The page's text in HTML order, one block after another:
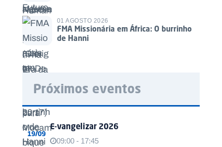
01 AGOSTO 2026
FMA Missionária em África: O burrinho
de Hanni
Próximos eventos
19/09
E-vangelizar 2026
09:00 - 17:45